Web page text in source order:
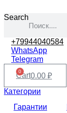
Search
+79944040584
WhatsApp
Telegram
0.00 ₽
0
Cart
Категории
Гарантии